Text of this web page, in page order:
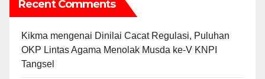
Recent Comments
Kikma mengenai Dinilai Cacat Regulasi, Puluhan
OKP Lintas Agama Menolak Musda ke-V KNPI
Tangsel